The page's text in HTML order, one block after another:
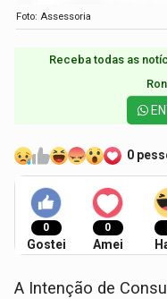
Foto: Assessoria
Receba todas as
0
0
Gostei
0
Amei
A Intenção de